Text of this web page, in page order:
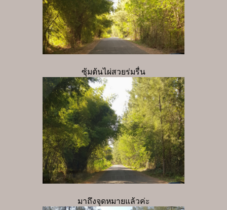
ซุ้มต้นไผ่สวยร่มรื่น
มาถึงจุดหมายแล้วค่ะ